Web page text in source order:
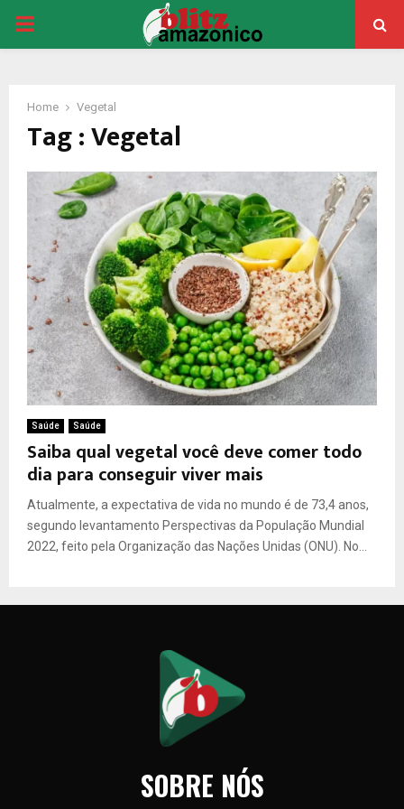
PRIMARY
Home Vegetal
Tag : Vegetal
Saúde Saúde
Saiba qual vegetal você deve comer todo
dia para conseguir viver mais
Atualmente, a expectativa de vida no mundo é de 73,4 anos,
segundo levantamento Perspectivas da População Mundial
2022, feito pela Organização das Nações Unidas (ONU). No...
SOBRE NÓS